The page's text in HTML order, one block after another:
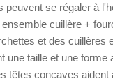
peuvent se régaler à
cuillère +
et des cuillères
une taille et une forme
têtes concaves aident